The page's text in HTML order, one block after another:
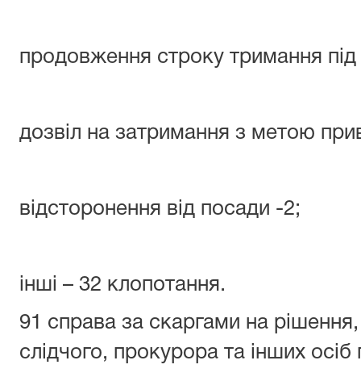
продовження строку тримання
дозвіл на затримання з метою
відсторонення від посади -2;
інші – 32 клопотання.
91 справа за скаргами на рішення,
слідчого, прокурора та інших осіб